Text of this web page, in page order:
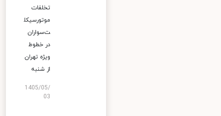
تخلفات
موتورسیکل
ت‌سواران
در خطوط
ویژه تهران
از شنبه
1405/05/
03